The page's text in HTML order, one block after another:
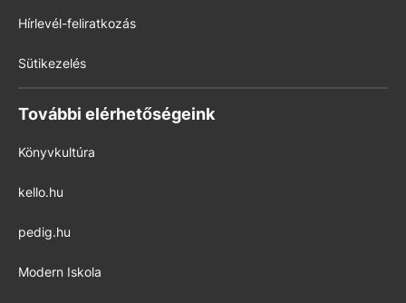
Hírlevél-feliratkozás
Sütikezelés
További elérhetőségeink
Könyvkultúra
kello.hu
pedig.hu
Modern Iskola